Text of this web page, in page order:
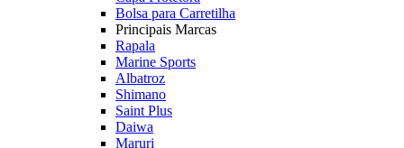
Bolsa para Carretilha
Principais Marcas
Rapala
Marine Sports
Albatroz
Shimano
Saint Plus
Daiwa
Maruri